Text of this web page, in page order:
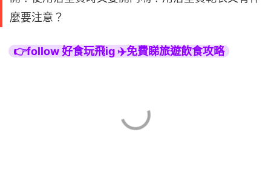
麼要注意？
👉follow 好食玩飛ig ✈️免費睇旅遊飲食攻略